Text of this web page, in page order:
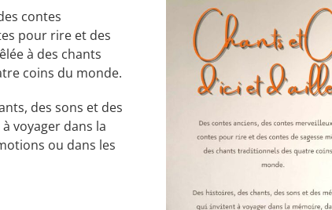
contes
pour rire et des
à des chants
coins du monde.
des sons et des
voyager dans la
ou dans les